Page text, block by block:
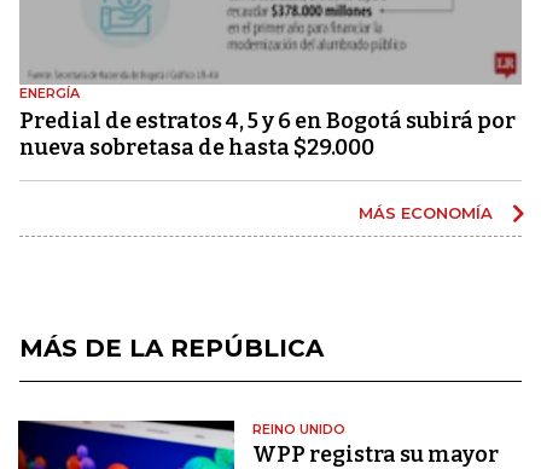
ENERGÍA
Predial de estratos 4, 5 y 6 en Bogotá subirá por
nueva sobretasa de hasta $29.000
MÁS ECONOMÍA
MÁS DE LA REPÚBLICA
REINO UNIDO
WPP registra su mayor